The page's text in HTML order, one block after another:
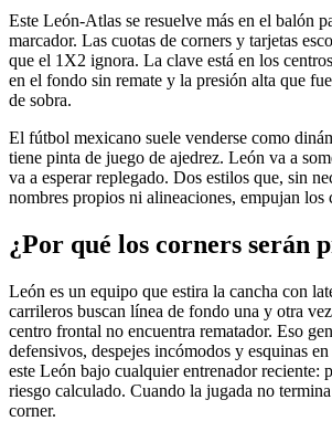
Este León-Atlas se resuelve más en el balón
marcador. Las cuotas de corners y tarjetas
que el 1X2 ignora. La clave está en los
en el fondo sin remate y la presión alta que
de sobra.
El fútbol mexicano suele venderse como
tiene pinta de juego de ajedrez. León va a
va a esperar replegado. Dos estilos que, sin
nombres propios ni alineaciones, empujan los
¿Por qué los corners serán
León es un equipo que estira la cancha con
carrileros buscan línea de fondo una y otra
centro frontal no encuentra rematador. Eso
defensivos, despejes incómodos y esquinas
este León bajo cualquier entrenador reciente:
riesgo calculado. Cuando la jugada no
corner.